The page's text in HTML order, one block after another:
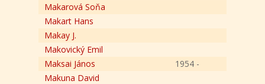
Makarová Soňa
Makart Hans
Makay J.
Makovický Emil
Maksai János
1954 -
Makuna David